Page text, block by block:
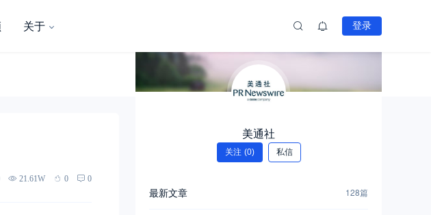
关于 登录
21.61W 0 0
杂志粉丝
美通社
关注 (0) 私信
最新文章 128篇